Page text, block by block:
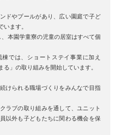
ドやプールがあり、広い園庭で子ど
います。
本園学童寮の児童の居室はすべて個
では、ショートステイ事業に加え
」の取り組みを開始しています。
けられる職場づくりをみんなで目指
ラブの取り組みを通して、ユニット
以外も子どもたちに関わる機会を保